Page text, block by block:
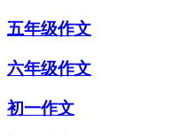
五年级作文
六年级作文
初一作文